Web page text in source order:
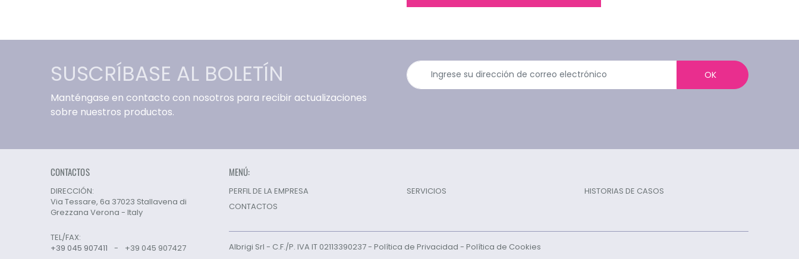
SUSCRÍBASE AL BOLETÍN
Manténgase en contacto con nosotros para recibir actualizaciones
sobre nuestros productos.
OK
CONTACTOS
DIRECCIÓN:
Via Tessare, 6a 37023 Stallavena di
Grezzana Verona - Italy
TEL/FAX:
+39 045 907411
- +39 045 907427
MENÚ:
PERFIL DE LA EMPRESA SERVICIOS
HISTORIAS DE CASOS
CONTACTOS
Albrigi Srl - C.F./P. IVA IT 02113390237 - Política de Privacidad - Política de Cookies